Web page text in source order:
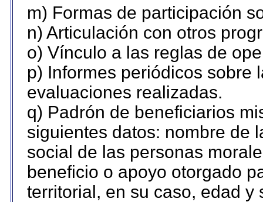
m) Formas de participación
n) Articulación con otros
o) Vínculo a las reglas de
p) Informes periódicos sobre
evaluaciones realizadas.
q) Padrón de beneficiarios
siguientes datos: nombre de
social de las personas
beneficio o apoyo otorgado
territorial, en su caso, edad